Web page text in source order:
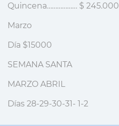
Quincena……………… $ 245.000
Marzo
Día $15000
SEMANA SANTA
MARZO ABRIL
Días 28-29-30-31- 1-2